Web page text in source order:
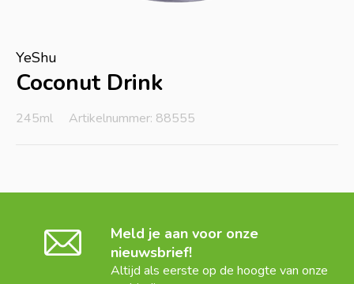
YeShu
Coconut Drink
245ml Artikelnummer: 88555
Meld je aan voor onze
nieuwsbrief!
Altijd als eerste op de hoogte van onze